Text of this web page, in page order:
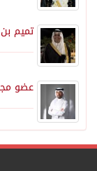
تميم
عضو